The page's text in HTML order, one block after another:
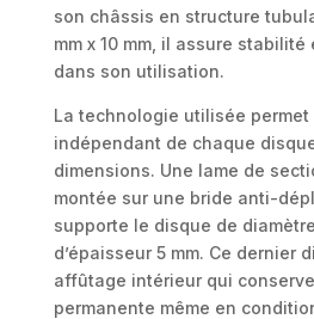
son châssis en structure
mm x 10 mm, il assure
dans son utilisation.
La technologie utilisée
indépendant de chaque
dimensions. Une lame de
montée sur une bride anti-
supporte le disque de
d’épaisseur 5 mm. Ce dernier
affûtage intérieur qui
permanente même en